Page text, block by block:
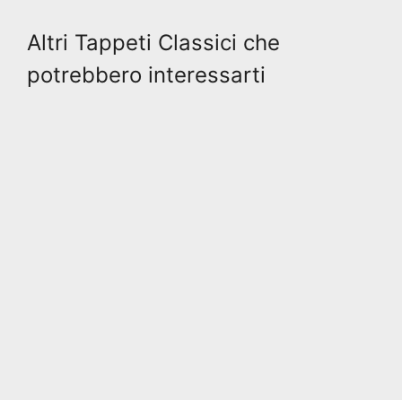
Altri Tappeti Classici che
potrebbero interessarti